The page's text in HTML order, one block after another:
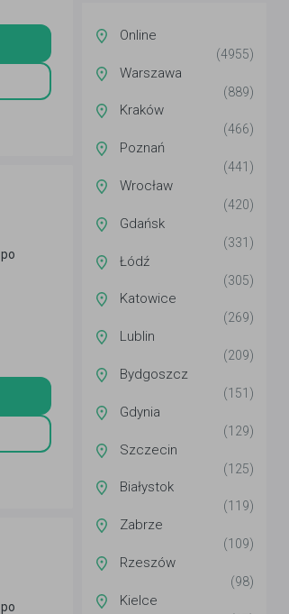
Online
(4955)
Warszawa
(889)
Kraków
(466)
Poznań
(441)
Wrocław
(420)
Gdańsk
(331)
Łódź
(305)
Katowice
(269)
Lublin
(209)
Bydgoszcz
(151)
Gdynia
(129)
Szczecin
(125)
Białystok
(119)
Zabrze
(109)
Rzeszów
(98)
Kielce